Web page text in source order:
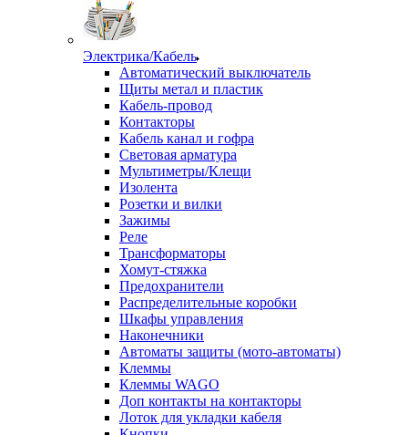
Электрика/Кабель
Автоматический выключатель
Щиты метал и пластик
Кабель-провод
Контакторы
Кабель канал и гофра
Световая арматура
Мультиметры/Клещи
Изолента
Розетки и вилки
Зажимы
Реле
Трансформаторы
Хомут-стяжка
Предохранители
Распределительные коробки
Шкафы управления
Наконечники
Автоматы защиты (мото-автоматы)
Клеммы
Клеммы WAGO
Доп контакты на контакторы
Лоток для укладки кабеля